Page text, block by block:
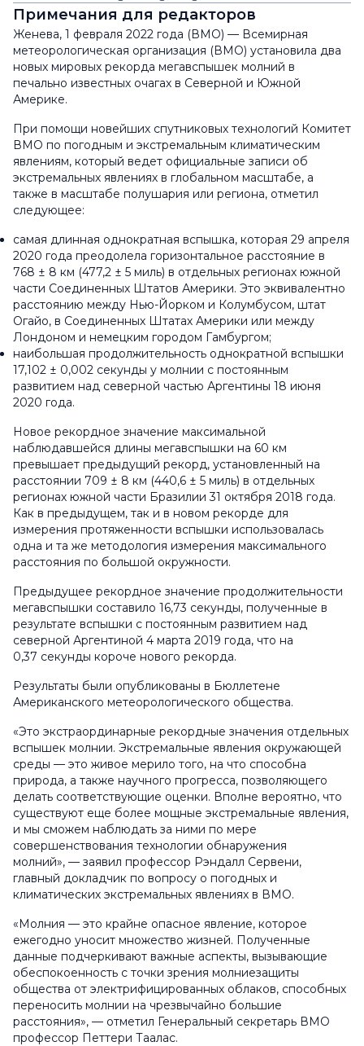
Примечания для редакторов
Женева, 1 февраля 2022 года (ВМО) — Всемирная
метеорологическая организация (ВМО) установила два
новых мировых рекорда мегавспышек молний в
печально известных очагах в Северной и Южной
Америке.
При помощи новейших спутниковых технологий Комитет
ВМО по погодным и экстремальным климатическим
явлениям, который ведет официальные записи об
экстремальных явлениях в глобальном масштабе, а
также в масштабе полушария или региона, отметил
следующее:
самая длинная однократная вспышка, которая 29 апреля
2020 года преодолела горизонтальное расстояние в
768 ± 8 км (477,2 ± 5 миль) в отдельных регионах южной
части Соединенных Штатов Америки. Это эквивалентно
расстоянию между Нью-Йорком и Колумбусом, штат
Огайо, в Соединенных Штатах Америки или между
Лондоном и немецким городом Гамбургом;
наибольшая продолжительность однократной вспышки
17,102 ± 0,002 секунды у молнии с постоянным
развитием над северной частью Аргентины 18 июня
2020 года.
Новое рекордное значение максимальной
наблюдавшейся длины мегавспышки на 60 км
превышает предыдущий рекорд, установленный на
расстоянии 709 ± 8 км (440,6 ± 5 миль) в отдельных
регионах южной части Бразилии 31 октября 2018 года.
Как в предыдущем, так и в новом рекорде для
измерения протяженности вспышки использовалась
одна и та же методология измерения максимального
расстояния по большой окружности.
Предыдущее рекордное значение продолжительности
мегавспышки составило 16,73 секунды, полученные в
результате вспышки с постоянным развитием над
северной Аргентиной 4 марта 2019 года, что на
0,37 секунды короче нового рекорда.
Результаты были опубликованы в Бюллетене
Американского метеорологического общества.
«Это экстраординарные рекордные значения отдельных
вспышек молнии. Экстремальные явления окружающей
среды — это живое мерило того, на что способна
природа, а также научного прогресса, позволяющего
делать соответствующие оценки. Вполне вероятно, что
существуют еще более мощные экстремальные явления,
и мы сможем наблюдать за ними по мере
совершенствования технологии обнаружения
молний», — заявил профессор Рэндалл Cервени,
главный докладчик по вопросу о погодных и
климатических экстремальных явлениях в ВМО.
«Молния — это крайне опасное явление, которое
ежегодно уносит множество жизней. Полученные
данные подчеркивают важные аспекты, вызывающие
обеспокоенность с точки зрения молниезащиты
общества от электрифицированных облаков, способных
переносить молнии на чрезвычайно большие
расстояния», — отметил Генеральный секретарь ВМО
профессор Петтери Таалас.